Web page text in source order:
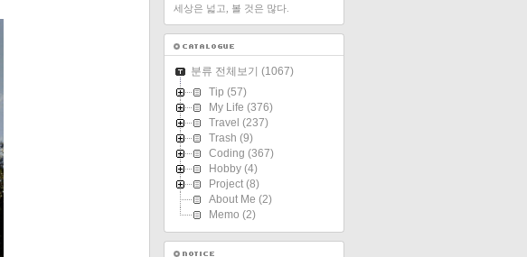
세상은 넓고, 볼 것은 많다.
분류 전체보기 (1067)
Tip (57)
My Life (376)
Travel (237)
Trash (9)
Coding (367)
Hobby (4)
Project (8)
About Me (2)
Memo (2)